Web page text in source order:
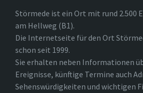
Störmede ist ein Ort mit rund 2.500
am Hellweg (B1).
Die Internetseite für den Ort
schon seit 1999.
Sie erhalten neben Informationen
Ereignisse, künftige Termine auch
Sehenswürdigkeiten und wichtigen